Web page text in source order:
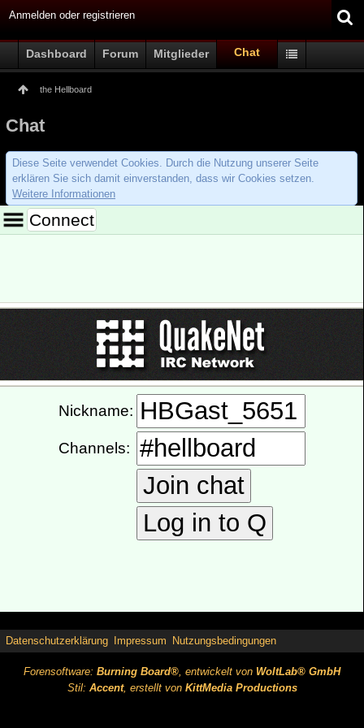
Anmelden oder registrieren
Dashboard Forum Mitglieder Chat
the Hellboard
Chat
Diese Seite verwendet Cookies. Durch die Nutzung unserer Seite
erklären Sie sich damit einverstanden, dass wir Cookies setzen.
Weitere Informationen
Datenschutzerklärung Impressum Nutzungsbedingungen
Forensoftware: Burning Board®, entwickelt von WoltLab® GmbH
Stil: Accent, erstellt von KittMedia Productions